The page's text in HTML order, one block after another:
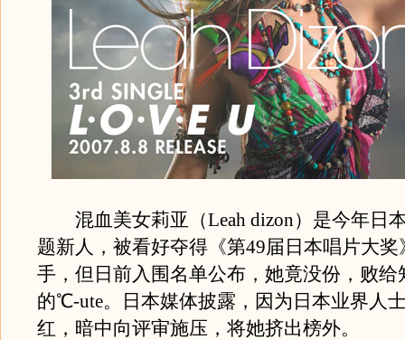
混血美女莉亚（Leah dizon）是今年日
题新人，被看好夺得《第49届日本唱片大
手，但日前入围名单公布，她竟没份，败给
的℃-ute。日本媒体披露，因为日本业界人
红，暗中向评审施压，将她挤出榜外。